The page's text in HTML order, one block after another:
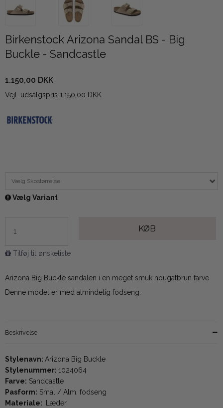
Birkenstock Arizona Sandal BS - Big
Buckle - Sandcastle
1.150,00 DKK
Vejl. udsalgspris 1.150,00 DKK
Vælg Skostørrelse
Vælg Variant
KØB
Tilføj til ønskeliste
Arizona Big Buckle sandalen i en meget smuk nougatbrun farve.
Denne model er med almindelig fodseng.
Beskrivelse
Stylenavn: Arizona Big Buckle
Stylenummer: 1024064
Farve: Sandcastle
Pasform: Smal / Alm. fodseng
Materiale:
Læder